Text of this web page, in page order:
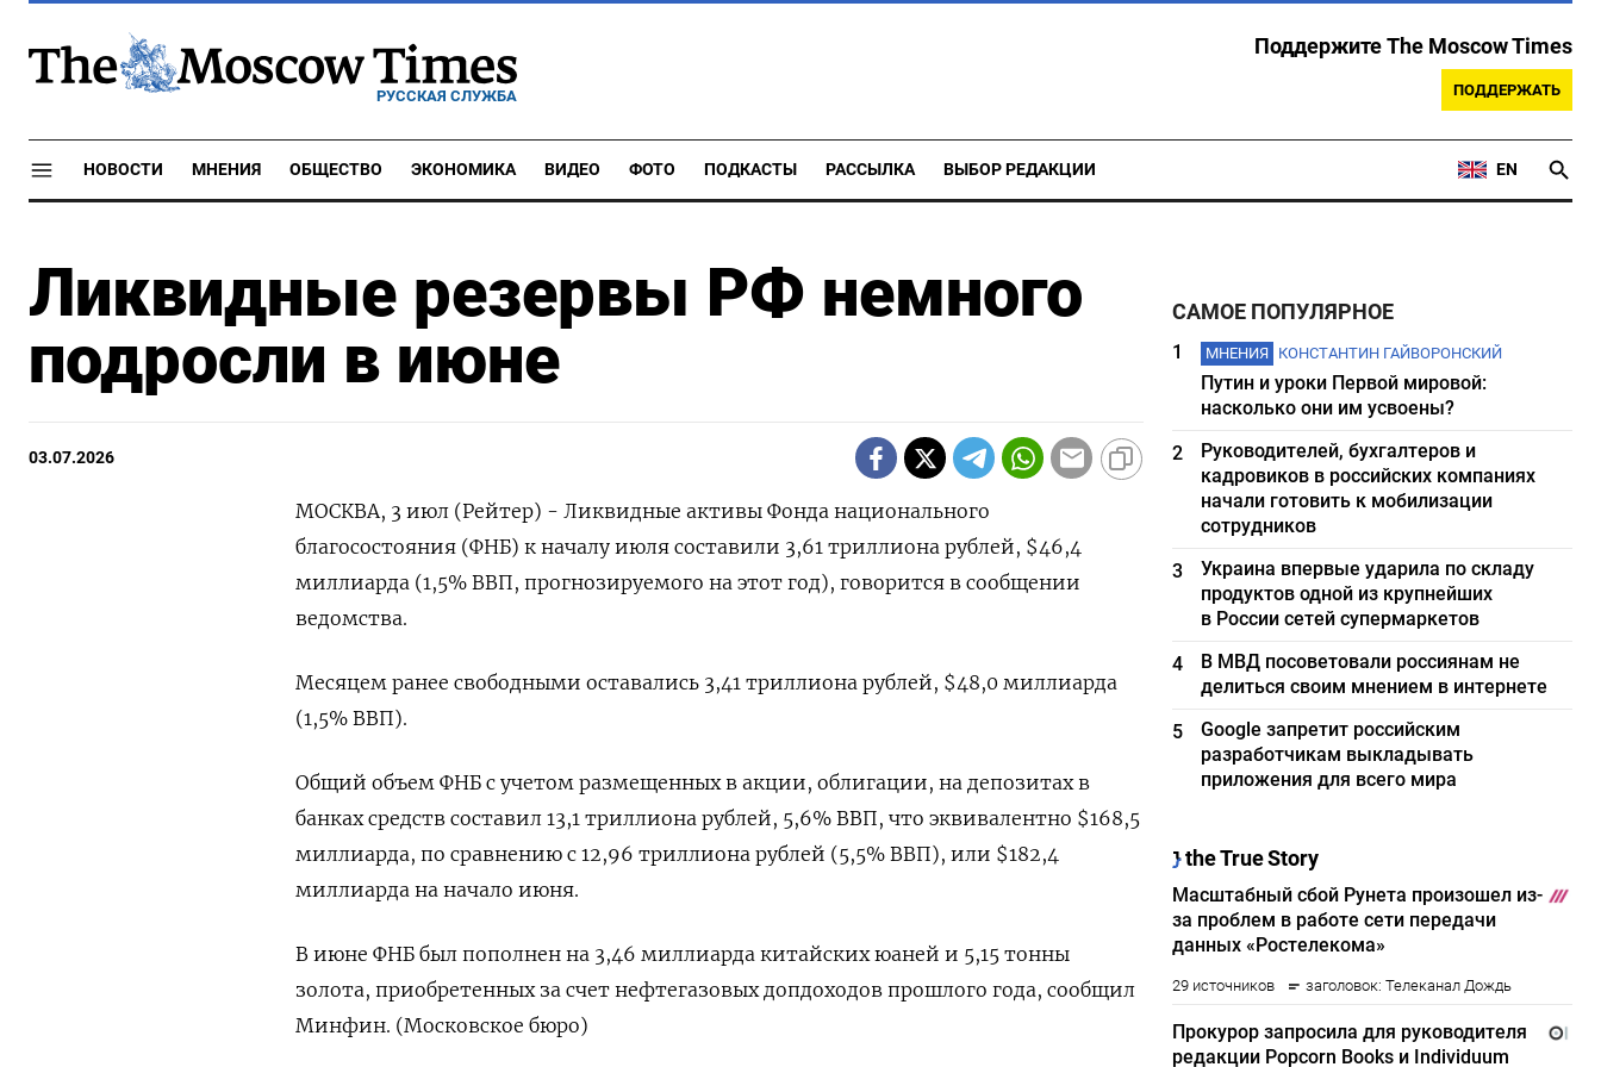
РУССКАЯ СЛУЖБА
Поддержите The Moscow Times
ПОДДЕРЖАТЬ
НОВОСТИ МНЕНИЯ ОБЩЕСТВО ЭКОНОМИКА ВИДЕО ФОТО ПОДКАСТЫ РАССЫЛКА ВЫБОР РЕДАКЦИИ EN
Ликвидные резервы РФ немного
подросли в июне
03.07.2026
МОСКВА, 3 июл (Рейтер) - Ликвидные активы Фонда национального
благосостояния (ФНБ) к ‌началу июля составили 3,61 триллиона рублей, $46,4
миллиарда (1,5% ВВП, ​прогнозируемого ​на этот год), ​говорится в ⁠сообщении
‌ведомства.
Месяцем ранее свободными ‌оставались 3,41 триллиона рублей, $48,0 ​миллиарда
(1,5% ВВП).
Общий ‌объем ФНБ с учетом ​размещенных в акции, ‌облигации, на депозитах в
банках средств составил 13,1 ​триллиона ​рублей, ‌5,6% ВВП, что эквивалентно $168,5
​миллиарда, по сравнению с 12,96 триллиона рублей (5,5% ВВП), или $182,4
миллиарда на начало июня.
В июне ФНБ был ​пополнен на ⁠3,46 миллиарда китайских юаней ‌и 5,15 тонны
золота, ‌приобретенных за счет нефтегазовых ​допдоходов прошлого года, сообщил
‌Минфин. (Московское бюро)
САМОЕ ПОПУЛЯРНОЕ
1 МНЕНИЯ КОНСТАНТИН ГАЙВОРОНСКИЙ
Путин и уроки Первой мировой:
насколько они им усвоены?
2
Руководителей, бухгалтеров и
кадровиков в российских компаниях
начали готовить к мобилизации
сотрудников
3
Украина впервые ударила по складу
продуктов одной из крупнейших
в России сетей супермаркетов
4
В МВД посоветовали россиянам не
делиться своим мнением в интернете
5
Google запретит российским
разработчикам выкладывать
приложения для всего мира